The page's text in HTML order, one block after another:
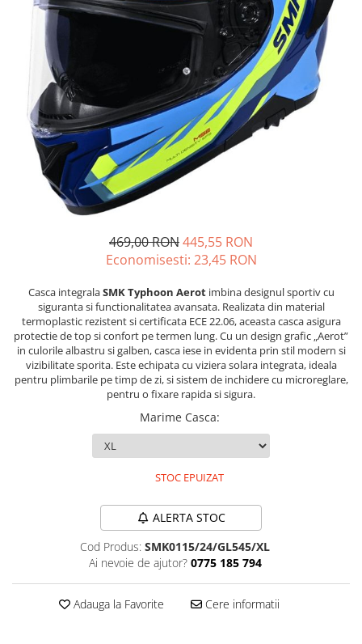
GOES MY 2026
MODEL ATV CAN-AM
Can-Am Outlander
Can-Am Renegade
CAN-AM MY 2026
Capacitate
200 - 400 cmc. (8)
400 - 600 cmc. (65)
600 - 800 cmc. (29)
800 - 1000 cmc. (81)
Ochelari
Manusi
Tricouri
Pantaloni
Borseta
Geanta
Rucsac
Protectii
ECHIPAMENTE COPII
Manusi
Tricouri
Pantaloni
Set Complet
Borseta
ECHIPAMENTE SKIJET
ACCESORII MOTO
ACCESORII IARNA ATV / SSV
SUPORT SKIJET
ACCESORII ATV
ANVELOPE ATV
BULLBAR SSV
ACCESORII SSV
CUTII SSV
469,00 RON445,55 RON
Economisesti: 23,45 RON
Casca integralaSMK Typhoon Aerotimbina designul sportiv cu
siguranta si functionalitatea avansata. Realizata din material
termoplastic rezistent si certificata ECE 22.06, aceasta casca asigura
protectie de top si confort pe termen lung. Cu un design grafic „Aerot”
in culorile albastru si galben, casca iese in evidenta prin stil modern si
vizibilitate sporita. Este echipata cu viziera solara integrata, ideala
pentru plimbarile pe timp de zi, si sistem de inchidere cu microreglare,
pentru o fixare rapida si sigura.
Marime Casca:
STOC EPUIZAT
ALERTA STOC
Cod Produs: SMK0115/24/GL545/XL
Ai nevoie de ajutor? 0775 185 794
Adauga la Favorite Cere informatii